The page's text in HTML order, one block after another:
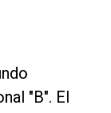
"B". El